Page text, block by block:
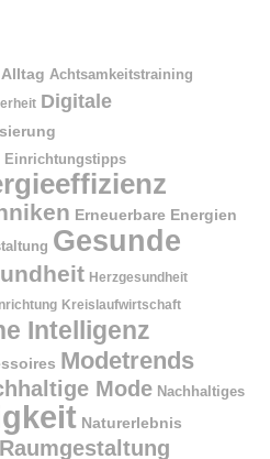
Achtsamkeitstraining
Digitale
Einrichtungstipps
Erneuerbare Energien
Gesunde
Herzgesundheit
Kreislaufwirtschaft
Intelligenz
Modetrends
Mode Nachhaltiges
Naturerlebnis
Raumgestaltung